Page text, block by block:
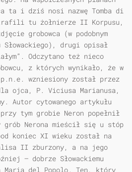
ta i dziś nosi nazwę Tomba di
trafili tu żołnierze II Korpusu,
grobowca (w podobnym
drugi opisał
Odczytano też nieco
z których wynikało, że w
wzniesiony został przez
ojca, P. Viciusa Marianusa,
Autor cytowanego artykułu
przy tym grobie Neron popełnił
grób Nerona mieścił się u stóp
koniec XI wieku został na
II zburzony, a na jego
— dobrze Słowackiemu
Maria del Popolo. Ten, który